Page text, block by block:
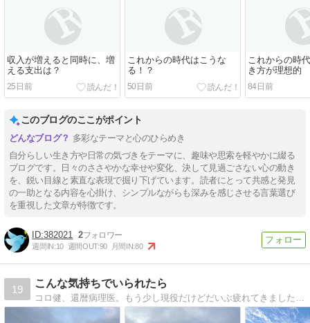
収入が増えると同時に、増
える支出は？
25日前
これからの時代はこうな
る！？
50日前
これからの時
き方が理想的
84日前
このブログのここがポイント
多彩なテーマと心のひらめき
自分らしい生き方や日常の気づきをテーマに、趣味や思索を軽やかに綴る
ブログです。日々のささやかな幸せや変化、決して見過ごさない心の動き
を、鋭い目線と素直な表現で掘り下げています。読者にとって共感と発見
の一助となる内容を心掛け、シンプルながらも深みを感じさせる言葉選び
を重視した文章が特徴です。
382021 2
週間IN:10 週間OUT:90 月間IN:80
19
こんな気持ちでいられたら